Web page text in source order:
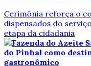
Cerimônia reforça o
dispensados do
etapa da cidadania